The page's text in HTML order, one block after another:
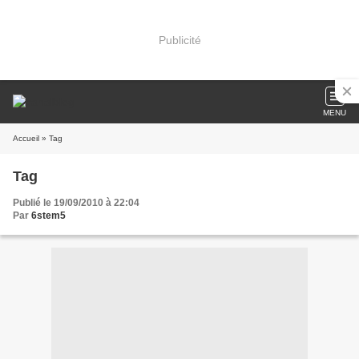
Publicité
MENU
Accueil » Tag
Tag
Publié le 19/09/2010 à 22:04
Par 6stem5